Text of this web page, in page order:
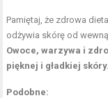
Pamiętaj, że zdrowa
odżywia skórę od
Owoce, warzywa i
pięknej i gładkiej skóry.
Podobne: